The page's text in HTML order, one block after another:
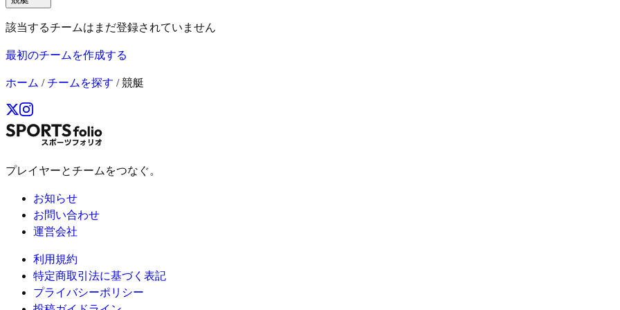
該当するチームはまだ登録されていません
最初のチームを作成する
ホーム /チームを探す /競艇
プレイヤーとチームをつなぐ。
お知らせ
お問い合わせ
運営会社
利用規約
特定商取引法に基づく表記
プライバシーポリシー